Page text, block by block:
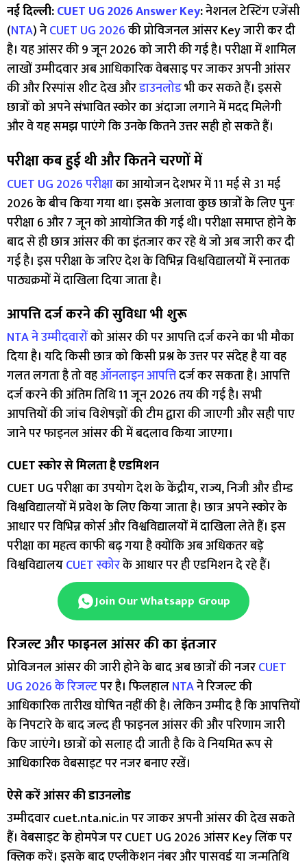
नई दिल्ली:CUET UG 2026 Answer Key:नेशनल टेस्टिंग एजेंसी
(NTA) नेCUET UG 2026की प्रोविजनल आंसर Key जारी कर दी
है। यह आंसर की 9 जून 2026 को जारी की गई है। परीक्षा में शामिल
लाखों उम्मीदवार अब आधिकारिक वेबसाइ पर जाकर अपनी आंसर
की और रिस्पांस शीट देख औरडाउनलोडभी कर सकते हैं। इससे
छात्रों को अपने संभावित स्कोर का अंदाजा लगाने में मदद मिलेगी
और वे यह समझ पाएंगे कि उनके कितने उत्तर सही हो सकते हैं।
परीक्षा कब हुई थी और कितने चरणों में
CUET UG 2026 परीक्षाका आयोजन देशभर में 11 मई से 31 मई
2026 के बीच किया गया था। इसके अलावा कुछ छात्रों के लिए पुनः
परीक्षा 6 और 7 जून को आयोजित की गई थी। परीक्षा समाप्त होने के
बाद से ही छात्र आंसर की का इंतजार कर रहे थे जो अब जारी कर दी
गई है। इस परीक्षा के जरिए देश के विभिन्न विश्वविद्यालयों में स्नातक
पाठ्यक्रमों में दाखिला दिया जाता है।
आपत्ति दर्ज करने की सुविधा भी शुरू
NTA ने उम्मीदवारोंको आंसर की पर आपत्ति दर्ज करने का भी मौका
दिया है। यदि किसी छात्र को किसी प्रश्न के उत्तर पर संदेह है या वह
गलत लगता है तो वहऑनलाइन आपत्तिदर्ज कर सकता है। आपत्ति
दर्ज करने की अंतिम तिथि 11 जून 2026 तय की गई है। सभी
आपत्तियों की जांच विशेषज्ञों की टीम द्वारा की जाएगी और सही पाए
जाने पर फाइनल आंसर की में बदलाव किया जाएगा।
CUET स्कोर से मिलता है एडमिशन
CUET UG परीक्षा का उपयोग देश के केंद्रीय, राज्य, निजी और डीम्ड
विश्वविद्यालयों में प्रवेश के लिए किया जाता है। छात्र अपने स्कोर के
आधार पर विभिन्न कोर्स और विश्वविद्यालयों में दाखिला लेते हैं। इस
परीक्षा का महत्व काफी बढ़ गया है क्योंकि अब अधिकतर बड़े
विश्वविद्यालयCUET स्कोरके आधार पर ही एडमिशन दे रहे हैं।
Join Our Whatsapp Group
रिजल्ट और फाइनल आंसर की का इंतजार
प्रोविजनल आंसर की जारी होने के बाद अब छात्रों की नजरCUET
UG 2026 के रिजल्टपर है। फिलहालNTAने रिजल्ट की
आधिकारिक तारीख घोषित नहीं की है। लेकिन उम्मीद है कि आपत्तियों
के निपटारे के बाद जल्द ही फाइनल आंसर की और परिणाम जारी
किए जाएंगे। छात्रों को सलाह दी जाती है कि वे नियमित रूप से
आधिकारिक वेबसाइट पर नजर बनाए रखें।
ऐसे करें आंसर की डाउनलोड
उम्मीदवार cuet.nta.nic.in पर जाकर अपनी आंसर की देख सकते
हैं। वेबसाइट के होमपेज पर CUET UG 2026 आंसर Key लिंक पर
क्लिक करें। इसके बाद एप्लीकेशन नंबर और पासवर्ड या जन्मतिथि